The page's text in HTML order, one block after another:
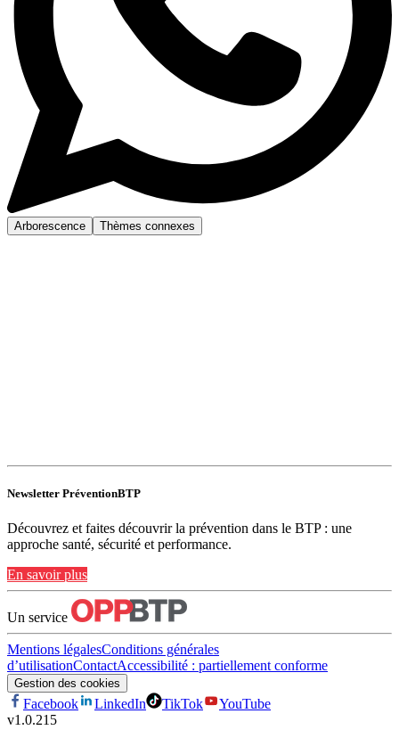
Arborescence Thèmes connexes
Newsletter PréventionBTP
Découvrez et faites découvrir la prévention dans le BTP : une
approche santé, sécurité et performance.
En savoir plus
Un service
Mentions légalesConditions générales
d’utilisationContactAccessibilité : partiellement conforme
Gestion des cookies
Facebook LinkedIn TikTok
YouTube
v1.0.215